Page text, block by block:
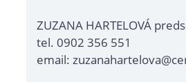
ZUZANA HARTELOVÁ
tel. 0902 356 551
email: